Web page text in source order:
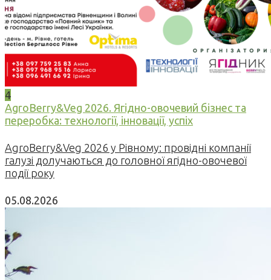
4
AgroBerry&Veg 2026. Ягідно-овочевий бізнес та
переробка: технології, інновації, успіх
AgroBerry&Veg 2026 у Рівному: провідні компанії
галузі долучаються до головної ягідно-овочевої
події року
05.08.2026